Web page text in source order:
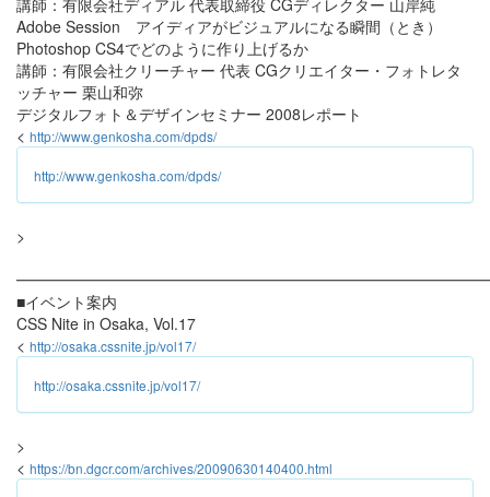
講師：有限会社ディアル 代表取締役 CGディレクター 山岸純
Adobe Session アイディアがビジュアルになる瞬間（とき）
Photoshop CS4でどのように作り上げるか
講師：有限会社クリーチャー 代表 CGクリエイター・フォトレタ
ッチャー 栗山和弥
デジタルフォト＆デザインセミナー 2008レポート
< http://www.genkosha.com/dpds/
http://www.genkosha.com/dpds/
>
■イベント案内
CSS Nite in Osaka, Vol.17
< http://osaka.cssnite.jp/vol17/
http://osaka.cssnite.jp/vol17/
>
< https://bn.dgcr.com/archives/20090630140400.html